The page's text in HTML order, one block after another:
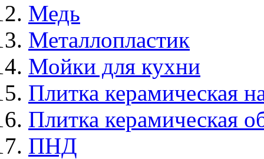
Медь
Металлопластик
Мойки для кухни
Плитка керамическая
Плитка керамическая
ПНД